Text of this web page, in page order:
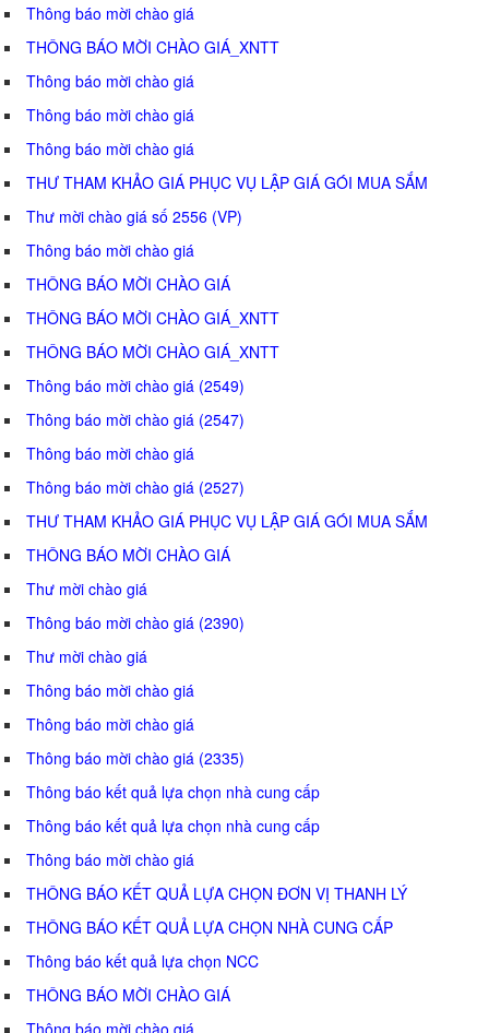
Thông báo mời chào giá
THÔNG BÁO MỜI CHÀO GIÁ_XNTT
Thông báo mời chào giá
Thông báo mời chào giá
Thông báo mời chào giá
THƯ THAM KHẢO GIÁ PHỤC VỤ LẬP GIÁ GÓI MUA SẮM
Thư mời chào giá số 2556 (VP)
Thông báo mời chào giá
THÔNG BÁO MỜI CHÀO GIÁ
THÔNG BÁO MỜI CHÀO GIÁ_XNTT
THÔNG BÁO MỜI CHÀO GIÁ_XNTT
Thông báo mời chào giá (2549)
Thông báo mời chào giá (2547)
Thông báo mời chào giá
Thông báo mời chào giá (2527)
THƯ THAM KHẢO GIÁ PHỤC VỤ LẬP GIÁ GÓI MUA SẮM
THÔNG BÁO MỜI CHÀO GIÁ
Thư mời chào giá
Thông báo mời chào giá (2390)
Thư mời chào giá
Thông báo mời chào giá
Thông báo mời chào giá
Thông báo mời chào giá (2335)
Thông báo kết quả lựa chọn nhà cung cấp
Thông báo kết quả lựa chọn nhà cung cấp
Thông báo mời chào giá
THÔNG BÁO KẾT QUẢ LỰA CHỌN ĐƠN VỊ THANH LÝ
THÔNG BÁO KẾT QUẢ LỰA CHỌN NHÀ CUNG CẤP
Thông báo kết quả lựa chọn NCC
THÔNG BÁO MỜI CHÀO GIÁ
Thông báo mời chào giá